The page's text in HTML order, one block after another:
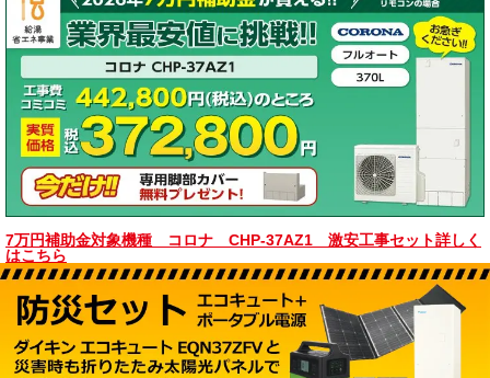
7万円補助金対象機種 コロナ CHP-37AZ1 激安工事セット詳しく
はこちら